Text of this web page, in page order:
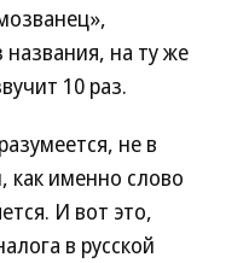
на ту же
10 раз.
не в
как именно слово
И вот это,
в русской